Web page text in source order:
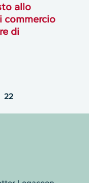
allo
commercio
di
22